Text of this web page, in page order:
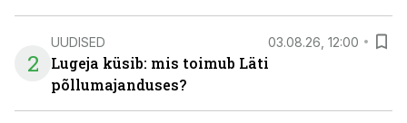
2
UUDISED 03.08.26, 12:00
Lugeja küsib: mis toimub Läti
põllumajanduses?